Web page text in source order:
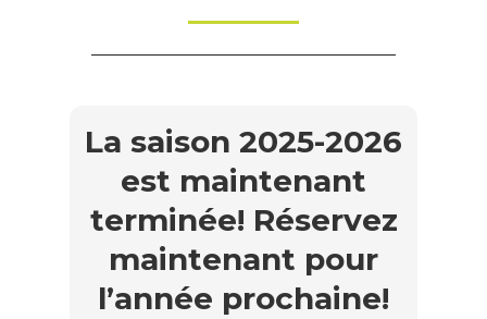
La saison 2025-2026
est maintenant
terminée! Réservez
maintenant pour
l’année prochaine!